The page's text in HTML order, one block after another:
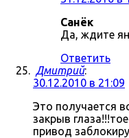
Санёк
Да, ждите
Ответить
Дмитрий:
30.12.2010 в 21:09
Это получается
закрыв
привод